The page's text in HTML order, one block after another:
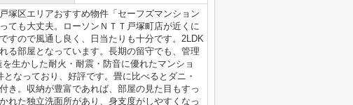
塚区エリアおすすめ物件「セーフズマンション
ても大丈夫。ローソンＮＴＴ戸塚町店が近くに
すので風通し良く、日当たりも十分です。2LDK
る部屋となっています。長期の留守でも、管理
生かした耐火・耐震・防音に優れたマンショ
なっており、好評です。畳に比べるとダニ・
き。収納が豊富であれば、部屋の見た目もすっ
れた独立洗面所があり、身支度がしやすくなっ